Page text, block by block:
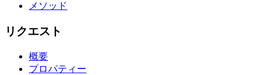
メソッド
リクエスト
概要
プロパティー